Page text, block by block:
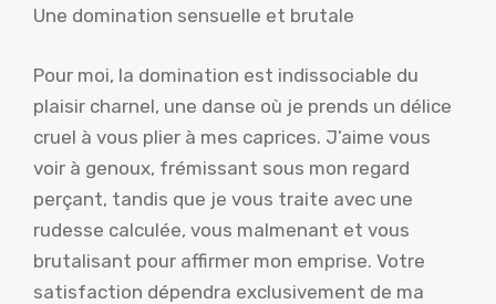
Une domination sensuelle et brutale
Pour moi, la domination est indissociable du
plaisir charnel, une danse où je prends un délice
cruel à vous plier à mes caprices. J’aime vous
voir à genoux, frémissant sous mon regard
perçant, tandis que je vous traite avec une
rudesse calculée, vous malmenant et vous
brutalisant pour affirmer mon emprise. Votre
satisfaction dépendra exclusivement de ma